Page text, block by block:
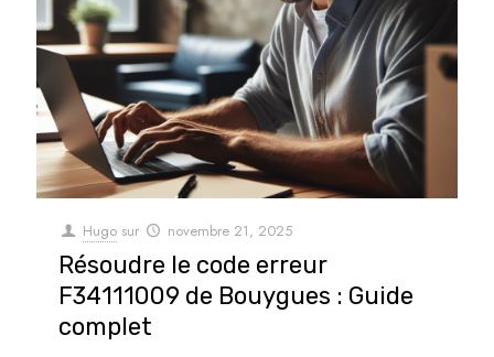
Hugo sur novembre 21, 2025
Résoudre le code erreur
F34111009 de Bouygues : Guide
complet